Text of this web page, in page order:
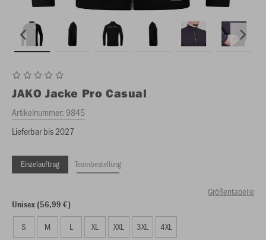
JAKO Jacke Pro Casual
Artikelnummer:9845
Lieferbar bis 2027
Einzelauftrag Teambestellung
Größentabelle
Unisex (56,99 €)
S M L XL XXL 3XL 4XL